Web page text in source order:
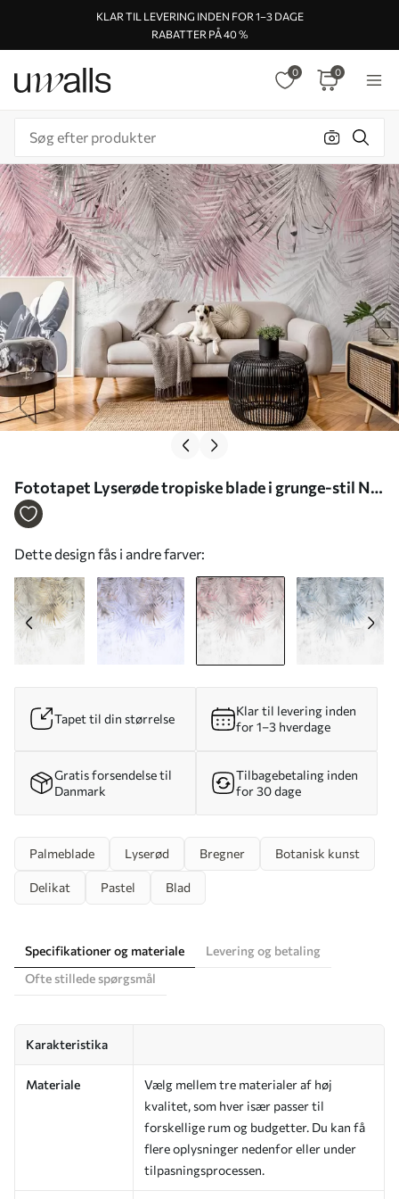
KLAR TIL LEVERING INDEN FOR 1–3 DAGE
RABATTER PÅ 40 %
0 0
Fototapet Lyserøde tropiske blade i grunge-stil Nr.
u93843v2
Dette design fås i andre farver:
Tapet til din størrelse
Klar til levering inden
for 1–3 hverdage
Gratis forsendelse til
Danmark
Tilbagebetaling inden
for 30 dage
Palmeblade Lyserød Bregner Botanisk kunst
Delikat Pastel Blad
Specifikationer og materiale
Levering og betaling
Ofte stillede spørgsmål
Karakteristika
Materiale
Vælg mellem tre materialer af høj
kvalitet, som hver især passer til
forskellige rum og budgetter. Du kan få
flere oplysninger nedenfor eller under
tilpasningsprocessen.